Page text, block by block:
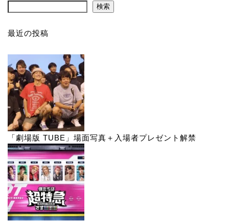
検索
最近の投稿
「劇場版 TUBE」場面写真＋入場者プレゼント解禁